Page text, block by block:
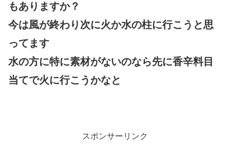
もありますか？
今は風が終わり次に火か水の柱に行こうと思
ってます
水の方に特に素材がないのなら先に香辛料目
当てで火に行こうかなと
スポンサーリンク